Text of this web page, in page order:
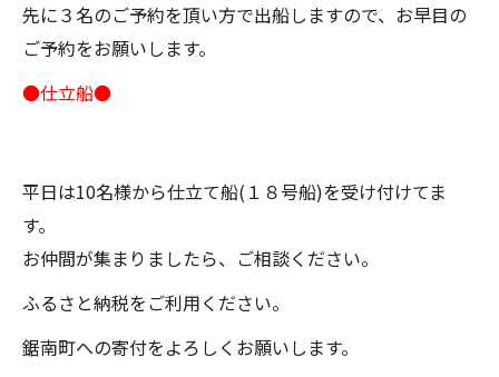
先に３名のご予約を頂い方で出船しますので、お早目の
ご予約をお願いします。
●仕立船●
平日は10名様から仕立て船(１８号船)を受け付けてま
す。
お仲間が集まりましたら、ご相談ください。
ふるさと納税をご利用ください。
鋸南町への寄付をよろしくお願いします。